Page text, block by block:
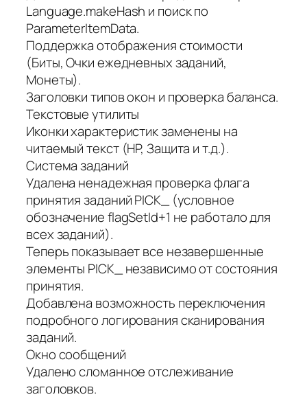
Language.makeHash и поиск по
ParameterItemData.
Поддержка отображения стоимости
(Биты, Очки ежедневных заданий,
Монеты).
Заголовки типов окон и проверка баланса.
Текстовые утилиты
Иконки характеристик заменены на
читаемый текст (HP, Защита и т.д.).
Система заданий
Удалена ненадежная проверка флага
принятия заданий PICK_ (условное
обозначение flagSetId+1 не работало для
всех заданий).
Теперь показывает все незавершенные
элементы PICK_ независимо от состояния
принятия.
Добавлена возможность переключения
подробного логирования сканирования
заданий.
Окно сообщений
Удалено сломанное отслеживание
заголовков.